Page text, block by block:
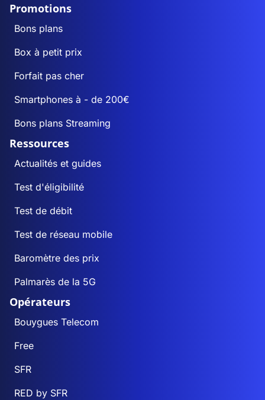
Promotions
Bons plans
Box à petit prix
Forfait pas cher
Smartphones à - de 200€
Bons plans Streaming
Ressources
Actualités et guides
Test d'éligibilité
Test de débit
Test de réseau mobile
Baromètre des prix
Palmarès de la 5G
Opérateurs
Bouygues Telecom
Free
SFR
RED by SFR